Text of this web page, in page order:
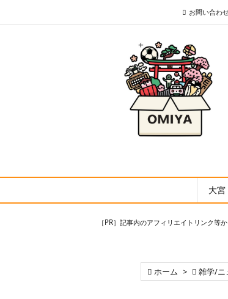
大
お問い合わ
［PR］記事内のアフィリエイトリンク等
 ホーム >  雑学/ニ